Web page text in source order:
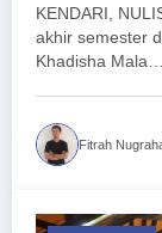
KENDARI,
akhir semester
Khadisha Mala…
Fitrah